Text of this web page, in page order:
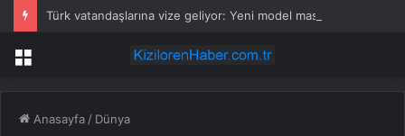
Türk vatandaşlarına vize geliyor: Yeni model masada
Menü
Anasayfa / Dünya